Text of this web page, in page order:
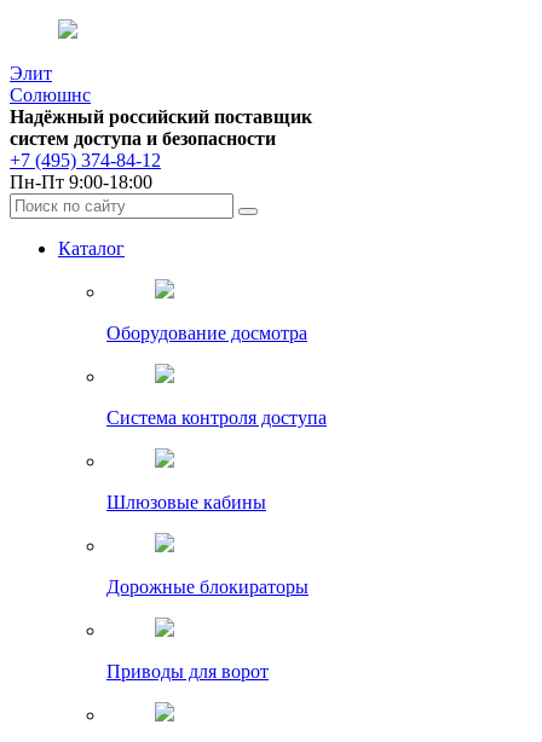
Элит
Солюшнс
Надёжный российский поставщик
систем доступа и безопасности
+7 (495) 374-84-12
Пн-Пт 9:00-18:00
Каталог
Оборудование досмотра
Система контроля доступа
Шлюзовые кабины
Дорожные блокираторы
Приводы для ворот